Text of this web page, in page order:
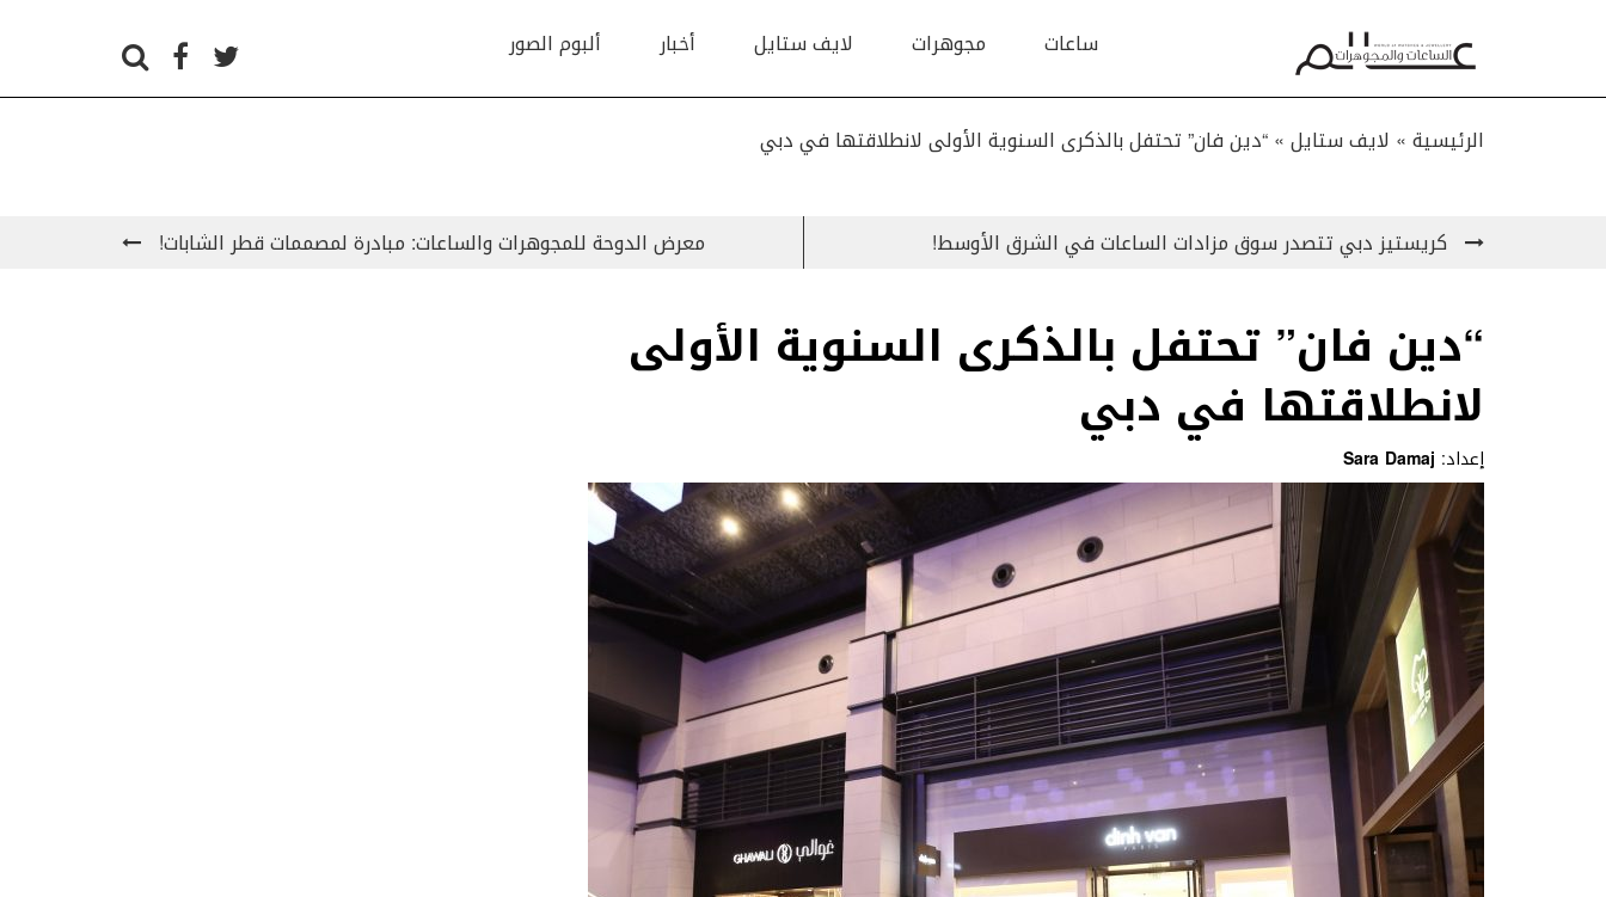
ساعات مجوهرات لايف ستايل أخبار ألبوم الصور
الرئيسية » لايف ستايل»“دين فان” تحتفل بالذكرى السنوية الأولى لانطلاقتها في دبي
كريستيز دبي تتصدر سوق مزادات الساعات في الشرق الأوسط! معرض الدوحة للمجوهرات والساعات: مبادرة لمصممات قطر الشابات!
“دين فان” تحتفل بالذكرى السنوية الأولى
لانطلاقتها في دبي
إعداد: Sara Damaj